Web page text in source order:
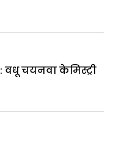
वधू चयनवा केमिस्ट्री